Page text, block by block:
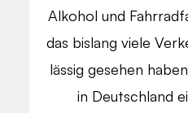
Alkohol und
das bislang viele
lässig gesehen
in Deutschland